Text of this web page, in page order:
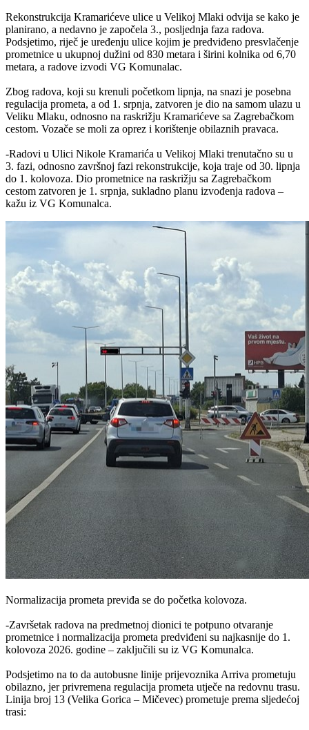
Rekonstrukcija Kramarićeve ulice u Velikoj Mlaki odvija se kako je
planirano, a nedavno je započela 3., posljednja faza radova.
Podsjetimo, riječ je uređenju ulice kojim je predviđeno presvlačenje
prometnice u ukupnoj dužini od 830 metara i širini kolnika od 6,70
metara, a radove izvodi VG Komunalac.
Zbog radova, koji su krenuli početkom lipnja, na snazi je posebna
regulacija prometa, a od 1. srpnja, zatvoren je dio na samom ulazu u
Veliku Mlaku, odnosno na raskrižju Kramarićeve sa Zagrebačkom
cestom. Vozače se moli za oprez i korištenje obilaznih pravaca.
-Radovi u Ulici Nikole Kramarića u Velikoj Mlaki trenutačno su u
3. fazi, odnosno završnoj fazi rekonstrukcije, koja traje od 30. lipnja
do 1. kolovoza. Dio prometnice na raskrižju sa Zagrebačkom
cestom zatvoren je 1. srpnja, sukladno planu izvođenja radova –
kažu iz VG Komunalca.
Normalizacija prometa previđa se do početka kolovoza.
-Završetak radova na predmetnoj dionici te potpuno otvaranje
prometnice i normalizacija prometa predviđeni su najkasnije do 1.
kolovoza 2026. godine – zaključili su iz VG Komunalca.
Podsjetimo na to da autobusne linije prijevoznika Arriva prometuju
obilazno, jer privremena regulacija prometa utječe na redovnu trasu.
Linija broj 13 (Velika Gorica – Mičevec) prometuje prema sljedećoj
trasi: